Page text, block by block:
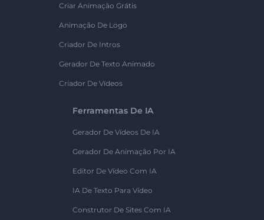
Criar Animação Grátis
Animação De Logo
Criador De Intros
Gerador De Texto Animado
Criador De Vídeos
Ferramentas De IA
Gerador De Vídeos De IA
Gerador De Animação Por IA
Editor De Vídeo Com IA
IA De Texto Para Vídeo
Construtor De Sites Com IA